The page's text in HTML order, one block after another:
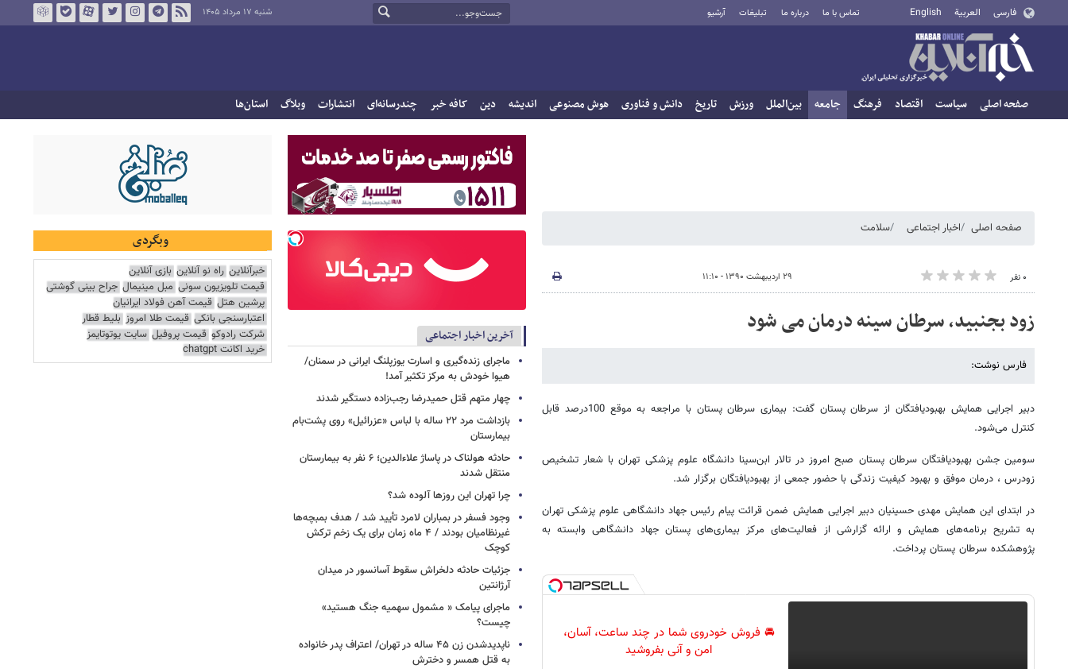
فارسی العربية English تماس با ما درباره ما تبلیغات آرشیو شنبه ۱۷ مرداد ۱۴۰۵
صفحه اصلی سیاست اقتصاد فرهنگ جامعه بین‌الملل ورزش تاریخ دانش و فناوری هوش مصنوعی اندیشه دین کافه خبر چندرسانه‌ای انتشارات وبلاگ استان‌ها
صفحه اصلی اخبار اجتماعی سلامت
۰ نفر ۲۹ اردیبهشت ۱۳۹۰ - ۱۱:۱۰
زود بجنبید، سرطان سینه درمان می شود
فارس نوشت:
دبیر اجرایی همایش بهبودیافتگان از سرطان پستان گفت: بیماری سرطان پستان با مراجعه به موقع 100درصد قابل
کنترل می‌شود.
سومین جشن بهبودیافتگان سرطان پستان صبح امروز در تالار ابن‌سینا دانشگاه علوم پزشکی تهران با شعار تشخیص
زودرس ، درمان موفق و بهبود کیفیت زندگی با حضور جمعی از بهبودیافتگان برگزار شد.
در ابتدای این همایش مهدی حسینیان دبیر اجرایی همایش ضمن قرائت پیام رئیس جهاد دانشگاهی علوم پزشکی تهران
به تشریح برنامه‌های همایش و ارائه گزارشی از فعالیت‌های مرکز بیماری‌های پستان جهاد دانشگاهی وابسته به
پژوهشکده سرطان پستان پرداخت.
🚘 فروش خودروی شما در چند ساعت، آسان،
امن و آنی بفروشید
آخرین اخبار اجتماعی
ماجرای زنده‌گیری و اسارت یوزپلنگ ایرانی در سمنان/
هیوا خودش به مرکز تکثیر آمد!
چهار متهم قتل حمیدرضا رجب‌زاده دستگیر شدند
بازداشت مرد ۲۲ ساله با لباس «عزرائیل» روی پشت‌بام
بیمارستان
حادثه هولناک در پاساژ علاءالدین؛ ۶ نفر به بیمارستان
منتقل شدند
چرا تهران این روزها آلوده شد؟
وجود فسفر در بمباران لامرد تأیید شد / هدف بمبچه‌ها
غیرنظامیان بودند / ۴ ماه زمان برای یک زخم ترکش
کوچک
جزئیات حادثه دلخراش سقوط آسانسور در میدان
آرژانتین
ماجرای پیامک « مشمول سهمیه جنگ هستید»
چیست؟
ناپدیدشدن زن ۴۵ ساله در تهران/ اعتراف پدر خانواده
به قتل همسر و دخترش
وبگردی
خبرآنلاین راه نو آنلاین بازی آنلاین
قیمت تلویزیون سونی مبل مینیمال جراح بینی گوشتی
پرشین هتل قیمت آهن فولاد ایرانیان
اعتبارسنجی بانکی قیمت طلا امروز بلیط قطار
شرکت رادوکو قیمت پروفیل سایت یوتوتایمز
خرید اکانت chatgpt